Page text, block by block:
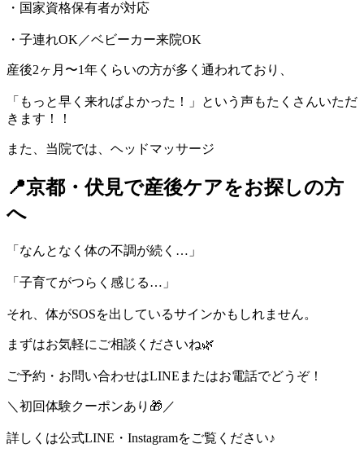
・国家資格保有者が対応
・子連れOK／ベビーカー来院OK
産後2ヶ月〜1年くらいの方が多く通われており、
「もっと早く来ればよかった！」という声もたくさんいただ
きます！！
また、当院では、ヘッドマッサージ
📍京都・伏見で産後ケアをお探しの方
へ
「なんとなく体の不調が続く…」
「子育てがつらく感じる…」
それ、体がSOSを出しているサインかもしれません。
まずはお気軽にご相談くださいね🌿
ご予約・お問い合わせはLINEまたはお電話でどうぞ！
＼初回体験クーポンあり🎁／
詳しくは公式LINE・Instagramをご覧ください♪